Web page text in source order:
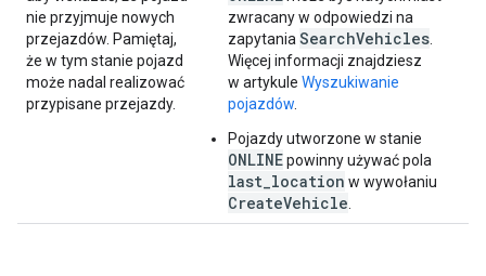
nie przyjmuje nowych
przejazdów. Pamiętaj,
że w tym stanie pojazd
może nadal realizować
przypisane przejazdy.
zwracany w odpowiedzi na
zapytania SearchVehicles
Więcej informacji znajdziesz
w artykule Wyszukiwanie
pojazdów
Pojazdy utworzone w stanie
ONLINEpowinny używać pola
last_location w wywołaniu
CreateVehicle